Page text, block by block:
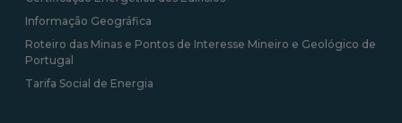
Informação Geográfica
Roteiro das Minas e Pontos de Interesse Mineiro e Geológico de
Portugal
Tarifa Social de Energia